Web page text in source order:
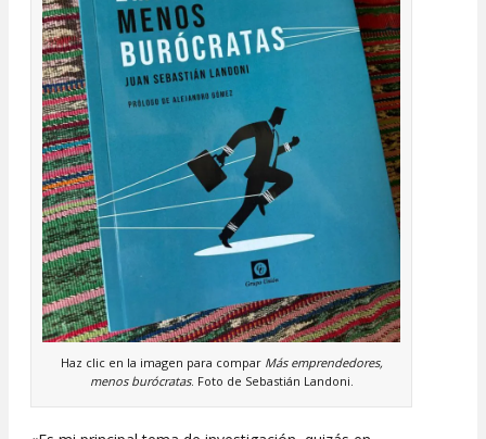
Haz clic en la imagen para compar Más emprendedores,
menos burócratas. Foto de Sebastián Landoni.